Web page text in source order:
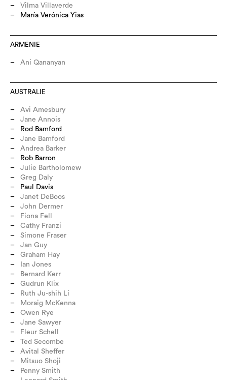
Vilma Villaverde
María Verónica Yias
ARMÉNIE
Ani Qananyan
AUSTRALIE
Avi Amesbury
Jane Annois
Rod Bamford
Jane Bamford
Andrea Barker
Rob Barron
Julie Bartholomew
Greg Daly
Paul Davis
Janet DeBoos
John Dermer
Fiona Fell
Cathy Franzi
Simone Fraser
Jan Guy
Graham Hay
Ian Jones
Bernard Kerr
Gudrun Klix
Ruth Ju-shih Li
Moraig McKenna
Owen Rye
Jane Sawyer
Fleur Schell
Ted Secombe
Avital Sheffer
Mitsuo Shoji
Penny Smith